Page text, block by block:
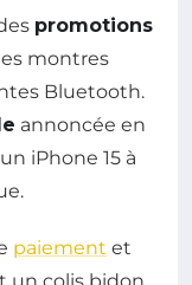
promotions
montres
Bluetooth.
annoncée en
iPhone 15 à
paiement et